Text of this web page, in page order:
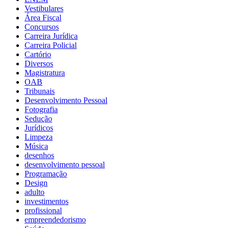
Vestibulares
Área Fiscal
Concursos
Carreira Jurídica
Carreira Policial
Cartório
Diversos
Magistratura
OAB
Tribunais
Desenvolvimento Pessoal
Fotografia
Sedução
Jurídicos
Limpeza
Música
desenhos
desenvolvimento pessoal
Programação
Design
adulto
investimentos
profissional
empreendedorismo